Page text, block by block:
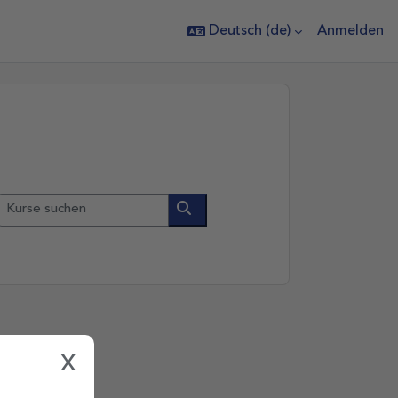
x
Deutsch ‎(de)‎ Anmelden
Kurse suchen
Kurse suchen